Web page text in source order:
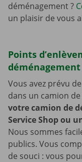
déménagement ?
un plaisir de vous
Points
déménagement
Vous avez prévu
dans un camion
votre camion de
Service Shop ou
Nous sommes
publics. Vous
de souci : vous